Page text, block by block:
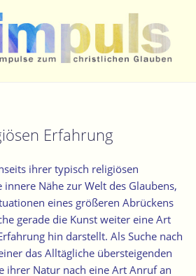
zum christlichen Glauben
Erfahrung
ihrer typisch religiösen
Nähe zur Welt des Glaubens,
eines größeren Abrückens
gerade die Kunst weiter eine Art
hin darstellt. Als Suche nach
das Alltägliche übersteigenden
ihrer Natur nach eine Art Anruf an